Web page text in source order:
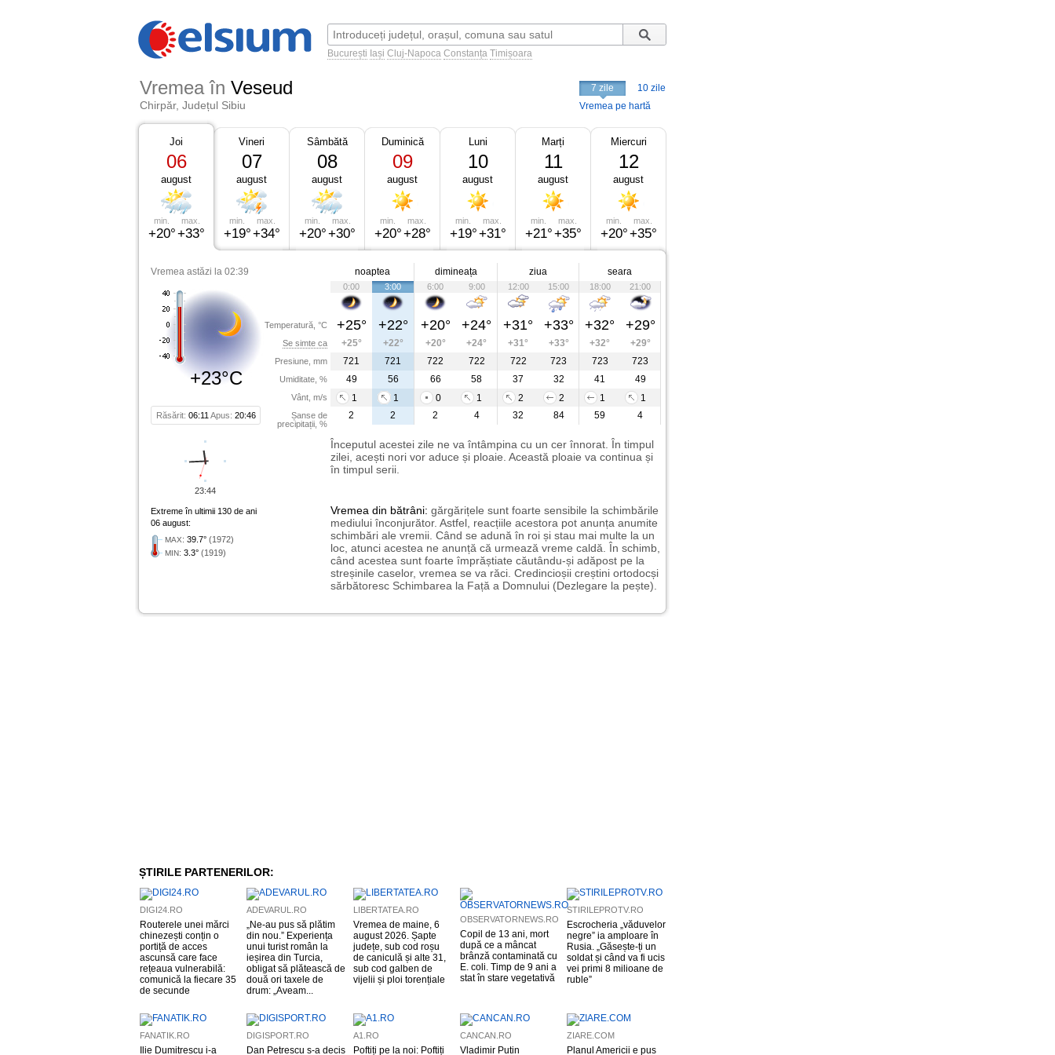
București Iași Cluj-Napoca Constanța Timișoara
Vremea în Veseud
Chirpăr, Județul Sibiu
7 zile
10 zile
Vremea pe hartă
Joi
06
august
min.
+20°
max.
+33°
Vineri
07
august
min.
+19°
max.
+34°
Sâmbătă
08
august
min.
+20°
max.
+30°
Duminică
09
august
min.
+20°
max.
+28°
Luni
10
august
min.
+19°
max.
+31°
Marți
11
august
min.
+21°
max.
+35°
Miercuri
12
august
min.
+20°
max.
+35°
Vremea astăzi la 02:39
+23°C
Răsărit: 06:11 Apus: 20:46
Temperatură, °C
Se simte ca
Presiune, mm
Umiditate, %
Vânt, m/s
Șanse de
precipitații, %
noaptea dimineața ziua seara
0:00 3:00 6:00 9:00 12:00 15:00 18:00 21:00
+25° +22° +20° +24° +31° +33° +32° +29°
+25° +22° +20° +24° +31° +33° +32°
+29°
721
721 722 722 722 723 723
723
49
56 66 58 37 32 41
49
1
1 0 1 2 2 1
1
2
2 2 4 32 84 59 4
Începutul acestei zile ne va întâmpina cu un cer înnorat. În timpul
zilei, acești nori vor aduce și ploaie. Această ploaie va continua și
în timpul serii.
Extreme în ultimii 130 de ani
06 august:
MAX: 39.7° (1972)
MIN: 3.3° (1919)
Vremea din bătrâni: gărgărițele sunt foarte sensibile la schimbările
mediului înconjurător. Astfel, reacțiile acestora pot anunța anumite
schimbări ale vremii. Când se adună în roi și stau mai multe la un
loc, atunci acestea ne anunță că urmează vreme caldă. În schimb,
când acestea sunt foarte împrăștiate căutându-și adăpost pe la
streșinile caselor, vremea se va răci. Credincioșii creștini ortodocși
sărbătoresc Schimbarea la Față a Domnului (Dezlegare la pește).
23:44
ȘTIRILE PARTENERILOR:
DIGI24.RO
Routerele unei mărci
chinezești conțin o
portiță de acces
ascunsă care face
rețeaua vulnerabilă:
comunică la fiecare 35
de secunde
ADEVARUL.RO
„Ne-au pus să plătim
din nou.” Experiența
unui turist român la
ieșirea din Turcia,
obligat să plătească de
două ori taxele de
drum: „Aveam...
LIBERTATEA.RO
Vremea de maine, 6
august 2026. Șapte
județe, sub cod roșu
de caniculă și alte 31,
sub cod galben de
vijelii și ploi torențiale
OBSERVATORNEWS.RO
Copil de 13 ani, mort
după ce a mâncat
brânză contaminată cu
E. coli. Timp de 9 ani a
stat în stare vegetativă
STIRILEPROTV.RO
Escrocheria „văduvelor
negre” ia amploare în
Rusia. „Găsește-ți un
soldat și când va fi ucis
vei primi 8 milioane de
ruble”
FANATIK.RO
Ilie Dumitrescu i-a
DIGISPORT.RO
Dan Petrescu s-a decis
A1.RO
Poftiți pe la noi: Poftiți
CANCAN.RO
Vladimir Putin
ZIARE.COM
Planul Americii e pus